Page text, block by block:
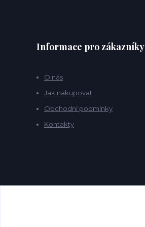
Informace pro zákazníky
O nás
Jak nakupovat
Obchodní podmínky
Kontakty